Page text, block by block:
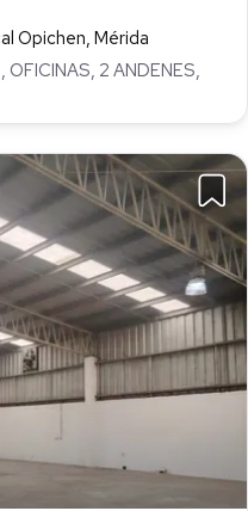
Opichen, Mérida
2 ANDENES,